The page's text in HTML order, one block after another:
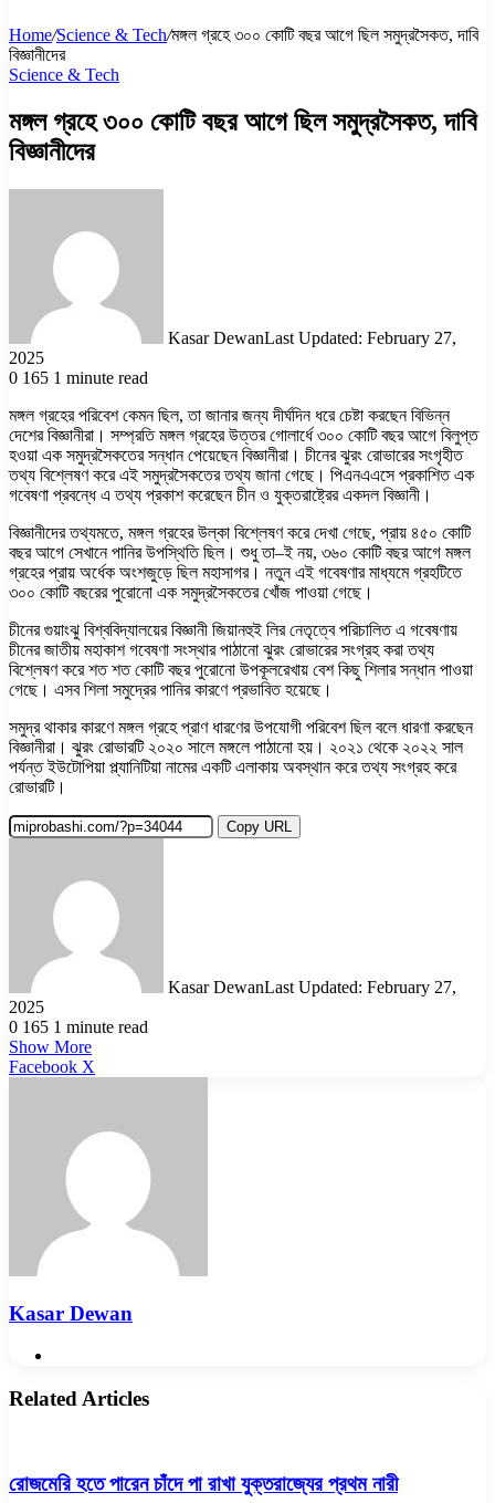
Home/Science & Tech/মঙ্গল গ্রহে ৩০০ কোটি বছর আগে ছিল সমুদ্রসৈকত, দাবি
বিজ্ঞানীদের
Science & Tech
মঙ্গল গ্রহে ৩০০ কোটি বছর আগে ছিল সমুদ্রসৈকত, দাবি
বিজ্ঞানীদের
Kasar DewanLast Updated: February 27,
2025
0 165 1 minute read
মঙ্গল গ্রহের পরিবেশ কেমন ছিল, তা জানার জন্য দীর্ঘদিন ধরে চেষ্টা করছেন বিভিন্ন
দেশের বিজ্ঞানীরা। সম্প্রতি মঙ্গল গ্রহের উত্তর গোলার্ধে ৩০০ কোটি বছর আগে বিলুপ্ত
হওয়া এক সমুদ্রসৈকতের সন্ধান পেয়েছেন বিজ্ঞানীরা। চীনের ঝুরং রোভারের সংগৃহীত
তথ্য বিশ্লেষণ করে এই সমুদ্রসৈকতের তথ্য জানা গেছে। পিএনএএসে প্রকাশিত এক
গবেষণা প্রবন্ধে এ তথ্য প্রকাশ করেছেন চীন ও যুক্তরাষ্ট্রের একদল বিজ্ঞানী।
বিজ্ঞানীদের তথ্যমতে, মঙ্গল গ্রহের উল্কা বিশ্লেষণ করে দেখা গেছে, প্রায় ৪৫০ কোটি
বছর আগে সেখানে পানির উপস্থিতি ছিল। শুধু তা–ই নয়, ৩৬০ কোটি বছর আগে মঙ্গল
গ্রহের প্রায় অর্ধেক অংশজুড়ে ছিল মহাসাগর। নতুন এই গবেষণার মাধ্যমে গ্রহটিতে
৩০০ কোটি বছরের পুরোনো এক সমুদ্রসৈকতের খোঁজ পাওয়া গেছে।
চীনের গুয়াংঝু বিশ্ববিদ্যালয়ের বিজ্ঞানী জিয়ানহুই লির নেতৃত্বে পরিচালিত এ গবেষণায়
চীনের জাতীয় মহাকাশ গবেষণা সংস্থার পাঠানো ঝুরং রোভারের সংগ্রহ করা তথ্য
বিশ্লেষণ করে শত শত কোটি বছর পুরোনো উপকূলরেখায় বেশ কিছু শিলার সন্ধান পাওয়া
গেছে। এসব শিলা সমুদ্রের পানির কারণে প্রভাবিত হয়েছে।
সমুদ্র থাকার কারণে মঙ্গল গ্রহে প্রাণ ধারণের উপযোগী পরিবেশ ছিল বলে ধারণা করছেন
বিজ্ঞানীরা। ঝুরং রোভারটি ২০২০ সালে মঙ্গলে পাঠানো হয়। ২০২১ থেকে ২০২২ সাল
পর্যন্ত ইউটোপিয়া প্ল্যানিটিয়া নামের একটি এলাকায় অবস্থান করে তথ্য সংগ্রহ করে
রোভারটি।
Copy URL
Kasar DewanLast Updated: February 27,
2025
0 165 1 minute read
Show More
Facebook X
Kasar Dewan
Related Articles
রোজমেরি হতে পারেন চাঁদে পা রাখা যুক্তরাজ্যের প্রথম নারী